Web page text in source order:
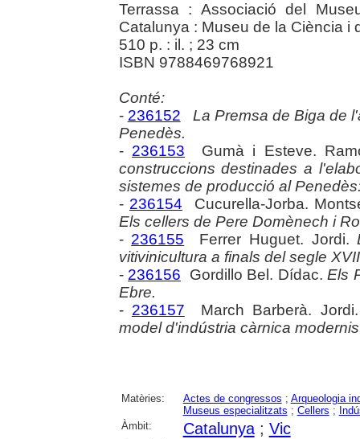
Terrassa : Associació del
Catalunya : Museu de la Ciència i
510 p. : il. ; 23 cm
ISBN 9788469768921
Conté:
- 236152
La Premsa de Biga de
Penedès.
- 236153 Gumà i Esteve.
construccions destinades a
sistemes de producció al
- 236154 Cucurella-Jorba.
Els cellers de Pere Domènech i
- 236155 Ferrer Huguet. Jordi.
vitivinicultura a finals del segle
- 236156 Gordillo Bel. Dídac.Els
Ebre.
- 236157 March Barberà.
model d'indústria càrnica
Matèries: Actes de congressos ; Arqueologia
Museus especialitzats ; Cellers ;
Àmbit:
Catalunya; Vic